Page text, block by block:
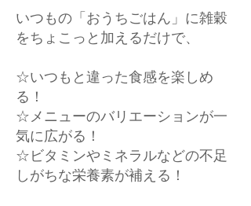
いつもの「おうちごはん」に雑穀
をちょこっと加えるだけで、
☆いつもと違った食感を楽しめ
る！
​☆メニューのバリエーションが一
気に広がる！
☆ビタミンやミネラルなどの不足
しがちな栄養素が補える！